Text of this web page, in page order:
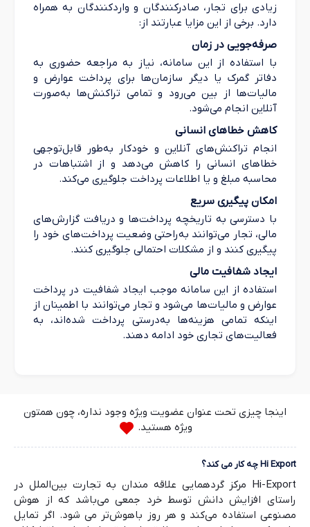
زیادی برای تجار، صادرکنندگان و واردکنندگان به همراه
دارد. برخی از این مزایا عبارتند از:
صرفه‌جویی در زمان
با استفاده از این سامانه، نیاز به مراجعه حضوری به
دفاتر گمرک یا دیگر سازمان‌ها برای پرداخت عوارض و
مالیات‌ها از بین می‌رود و تمامی تراکنش‌ها به‌صورت
آنلاین انجام می‌شود.
کاهش خطاهای انسانی
انجام تراکنش‌های آنلاین و خودکار به‌طور قابل‌توجهی
خطاهای انسانی را کاهش می‌دهد و از اشتباهات در
محاسبه مبلغ و یا اطلاعات پرداخت جلوگیری می‌کند.
امکان پیگیری سریع
با دسترسی به تاریخچه پرداخت‌ها و دریافت گزارش‌های
مالی، تجار می‌توانند به‌راحتی وضعیت پرداخت‌های خود را
پیگیری کنند و از مشکلات احتمالی جلوگیری کنند.
ایجاد شفافیت مالی
استفاده از این سامانه موجب ایجاد شفافیت در پرداخت
عوارض و مالیات‌ها می‌شود و تجار می‌توانند با اطمینان از
اینکه تمامی هزینه‌ها به‌درستی پرداخت شده‌اند، به
فعالیت‌های تجاری خود ادامه دهند.
اینجا چیزی تحت عنوان عضویت ویژه وجود نداره، چون همتون
ویژه هستید.
Hi Export چه کار می کند؟
Hi-Export مرکز گردهمایی علاقه مندان به تجارت بین‌الملل در
راستای افزایش دانش توسط خرد جمعی می‌باشد که از هوش
مصنوعی استفاده می‌کند و هر روز باهوش‌تر می شود. اگر تمایل